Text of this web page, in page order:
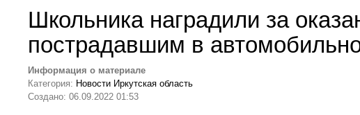
Школьника наградили за
пострадавшим в
Информация о материале
Категория: Новости Иркутская область
Создано: 06.09.2022 01:53